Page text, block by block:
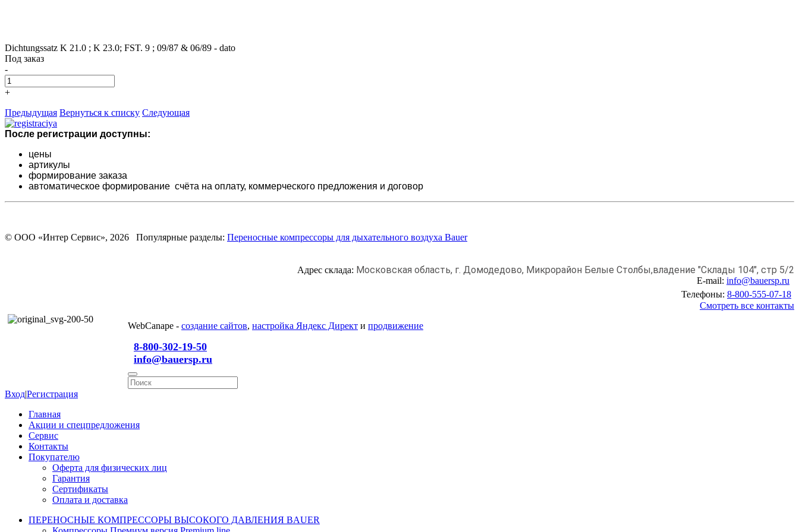
Dichtungssatz K 21.0 ; K 23.0; FST. 9 ; 09/87 & 06/89 - dato
Под заказ
-
+
Предыдущая Вернуться к списку Следующая
После регистрации доступны:
цены
артикулы
формирование заказа
автоматическое формирование счёта на оплату, коммерческого предложения и договор
© ООО «Интер Сервис», 2026 Популярные разделы: Переносные компрессоры для дыхательного воздуха Bauer
Адрес склада: Московская область, г. Домодедово, Микрорайон Белые Столбы,владение "Склады 104", стр 5/2
E-mail: info@bauersp.ru
Телефоны: 8-800-555-07-18
Смотреть все контакты
WebCanape - создание сайтов, настройка Яндекс Директ и продвижение
8-800-302-19-50
info@bauersp.ru
Вход|Регистрация
Главная
Акции и спецпредложения
Сервис
Контакты
Покупателю
Оферта для физических лиц
Гарантия
Сертификаты
Оплата и доставка
ПЕРЕНОСНЫЕ КОМПРЕССОРЫ ВЫСОКОГО ДАВЛЕНИЯ BAUER